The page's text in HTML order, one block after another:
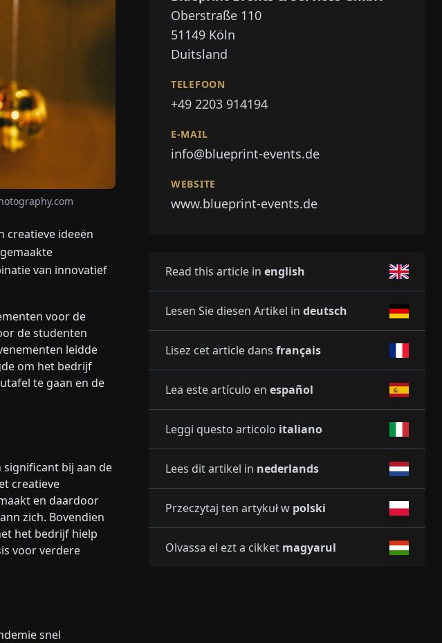
creatieve ideeën
van innovatief
voor de
de studenten
leidde
om het bedrijf
te gaan en de
significant bij aan de
creatieve
en daardoor
zich. Bovendien
het bedrijf hielp
voor verdere
snel
Oberstraße 110
51149 Köln
Duitsland
TELEFOON
+49 2203 914194
E-MAIL
info@blueprint-events.de
WEBSITE
www.blueprint-events.de
Read this article in english
Lesen Sie diesen Artikel in deutsch
Lisez cet article dans français
Lea este artículo en español
Leggi questo articolo italiano
Lees dit artikel in nederlands
Przeczytaj ten artykuł w polski
Olvassa el ezt a cikket magyarul